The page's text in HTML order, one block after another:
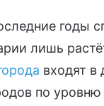
годы
лишь
входят в
по